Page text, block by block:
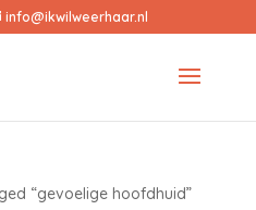
info@ikwilweerhaar.nl
“gevoelige hoofdhuid”